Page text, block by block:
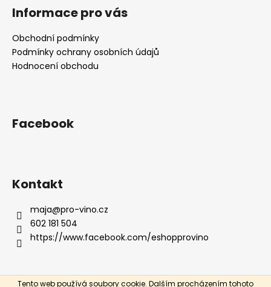
Tento web používá soubory cookie. Dalším procházením tohoto
Informace pro vás
Obchodní podmínky
Podmínky ochrany osobních údajů
Hodnocení obchodu
Facebook
Kontakt
maja@pro-vino.cz
602 181 504
https://www.facebook.com/eshopprovino